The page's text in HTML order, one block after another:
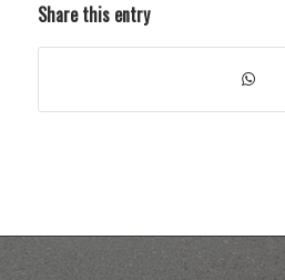
Share this entry